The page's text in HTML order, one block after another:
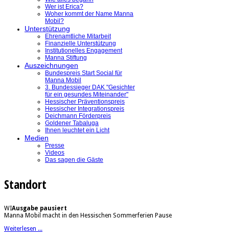
Wer ist Erica?
Woher kommt der Name Manna
Mobil?
Unterstützung
Ehrenamtliche Mitarbeit
Finanzielle Unterstützung
Institutionelles Engagement
Manna Stiftung
Auszeichnungen
Bundespreis Start Social für
Manna Mobil
3. Bundessieger DAK "Gesichter
für ein gesundes Miteinander"
Hessischer Präventionspreis
Hessischer Integrationspreis
Deichmann Förderpreis
Goldener Tabaluga
Ihnen leuchtet ein Licht
Medien
Presse
Videos
Das sagen die Gäste
Standort
WIAusgabe pausiert
Manna Mobil macht in den Hessischen Sommerferien Pause
Weiterlesen ...